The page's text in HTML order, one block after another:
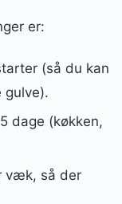
er:
(så du kan
gulve).
dage (køkken,
væk, så der